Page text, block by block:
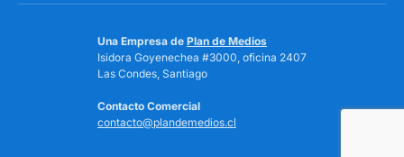
Una Empresa de Plan de Medios
Isidora Goyenechea #3000, oficina 2407
Las Condes, Santiago
Contacto Comercial
contacto@plandemedios.cl